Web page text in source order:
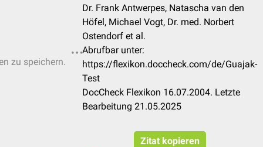
zu speichern.
Dr. Frank Antwerpes, Natascha van den
Höfel, Michael Vogt, Dr. med. Norbert
Ostendorf et al.
Abrufbar unter:
https://flexikon.doccheck.com/de/Guajak-
Test
DocCheck Flexikon 16.07.2004. Letzte
Bearbeitung 21.05.2025
Zitat kopieren